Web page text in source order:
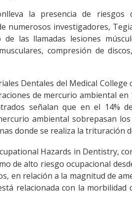
la presencia de riesgos
numerosos investigadores,
las llamadas lesiones
compresión de
Dentales del Medical College
de mercurio ambiental en
señalan que en el 14%
ambiental sobrepasan
donde se realiza la trituración
Hazards in Dentistry,
de alto riesgo ocupacional
en relación a la magnitud de
relacionada con la morbilidad